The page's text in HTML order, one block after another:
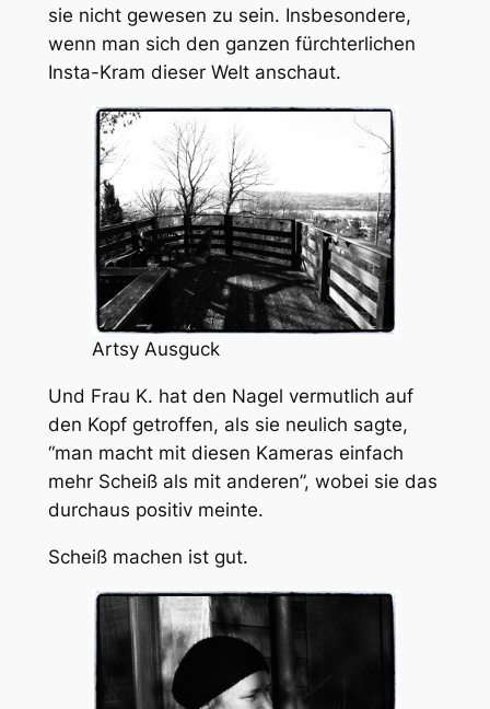
sie nicht gewesen zu sein. Insbesondere,
wenn man sich den ganzen fürchterlichen
Insta-Kram dieser Welt anschaut.
Artsy Ausguck
Und Frau K. hat den Nagel vermutlich auf
den Kopf getroffen, als sie neulich sagte,
“man macht mit diesen Kameras einfach
mehr Scheiß als mit anderen”, wobei sie das
durchaus positiv meinte.
Scheiß machen ist gut.